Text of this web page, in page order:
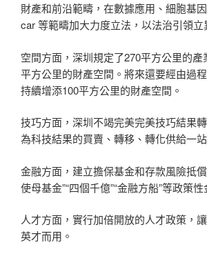
財產和前沿範疇，在數據應用、細胞基
car 等範疇加大力度立法，以法治引領立
空間方面，深圳規定了270平方公里的
平方公里的財產空間。將來還要經由過
持續增添100平方公里的財產空間。
技巧方面，深圳不竭完美完美技巧結果
為科技結果的買賣、轉移、轉化供給一
金融方面，建立擔保基金和存款風險抵
使母基金”“四個千億”“金融方船”等政策性
人才方面，實行加倍開放的人才政策，
英才而用。